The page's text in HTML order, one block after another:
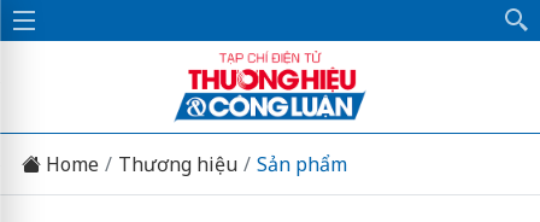
Home Thương hiệu Sản phẩm